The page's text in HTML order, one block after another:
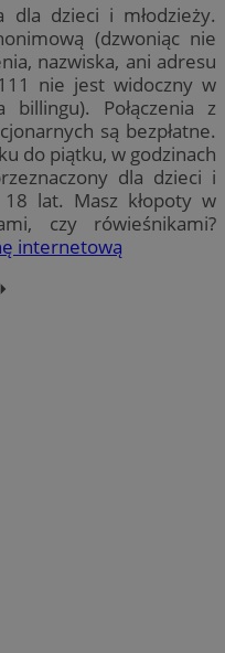
dla dzieci i młodzieży.
(dzwoniąc nie
nazwiska, ani adresu
nie jest widoczny w
Połączenia z
są bezpłatne.
do piątku, w godzinach
dla dzieci i
lat. Masz kłopoty w
czy rówieśnikami?
internetową
⏵︎